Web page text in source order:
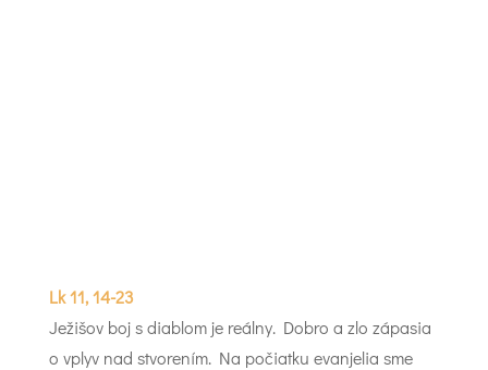
Lk 11, 14-23
Ježišov boj s diablom je reálny. Dobro a zlo zápasia
o vplyv nad stvorením. Na počiatku evanjelia sme